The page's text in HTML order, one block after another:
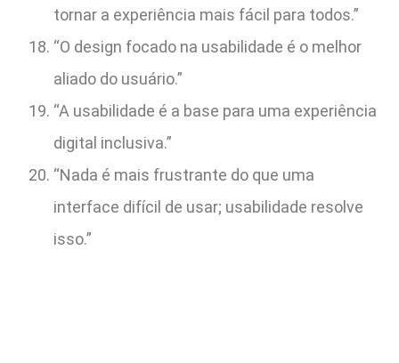
tornar a experiência mais fácil para todos.”
“O design focado na usabilidade é o melhor
aliado do usuário.”
“A usabilidade é a base para uma experiência
digital inclusiva.”
“Nada é mais frustrante do que uma
interface difícil de usar; usabilidade resolve
isso.”